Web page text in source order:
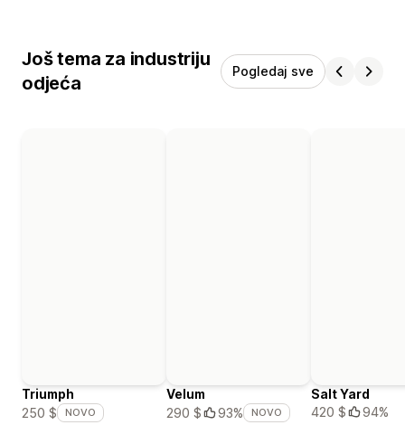
Još tema za industriju
odjeća
Pogledaj sve
Triumph
250 $
NOVO
Velum
290 $
93% NOVO
Salt Yard
420 $
94%